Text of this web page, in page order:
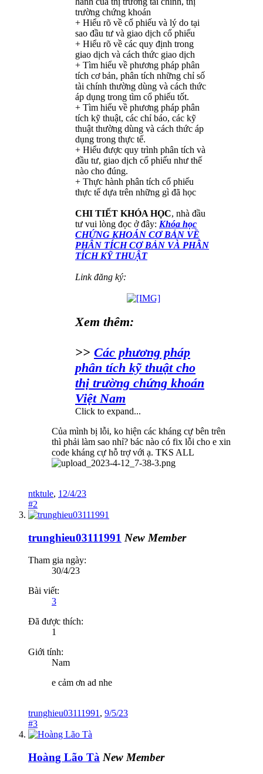
trường chứng khoán
+ Hiểu rõ về cổ phiếu và lý do tại
sao đầu tư và giao dịch cổ phiếu
+ Hiểu rõ về các quy định trong
giao dịch và cách thức giao dịch
+ Tìm hiểu về phương pháp phân
tích cơ bản, phân tích những chỉ số
tài chính thường dùng và cách thức
áp dụng trong tìm cổ phiếu tốt.
+ Tìm hiểu về phương pháp phân
tích kỹ thuật, các chỉ báo, các kỹ
thuật thường dùng và cách thức áp
dụng trong thực tế.
+ Hiểu được quy trình phân tích và
đầu tư, giao dịch cổ phiếu như thế
nào cho đúng.
+ Thực hành phân tích cổ phiếu
thực tế dựa trên những gì đã học
CHI TIẾT KHÓA HỌC, nhà đầu
tư vui lòng đọc ở đây: Khóa học
CHỨNG KHOÁN CƠ BẢN VỀ
PHÂN TÍCH CƠ BẢN VÀ PHÂN
TÍCH KỸ THUẬT
Link đăng ký:
Xem thêm:
>> Các phương pháp
phân tích kỹ thuật cho
thị trường chứng khoán
Việt Nam
Click to expand...
Của mình bị lỗi, ko hiện các kháng cự bên trên
thì phải làm sao nhỉ? bác nào có fix lỗi cho e xin
code kháng cự hỗ trợ với ạ. TKS ALL
ntktule, 12/4/23
#2
trunghieu03111991 New Member
Tham gia ngày:
30/4/23
Bài viết:
3
Đã được thích:
1
Giới tính:
Nam
e cảm ơn ad nhe
trunghieu03111991 , 9/5/23
#3
Hoàng Lão Tà New Member